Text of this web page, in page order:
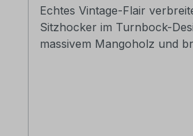
Echtes Vintage-Flair
Sitzhocker im Turnbock-
massivem Mangoholz und